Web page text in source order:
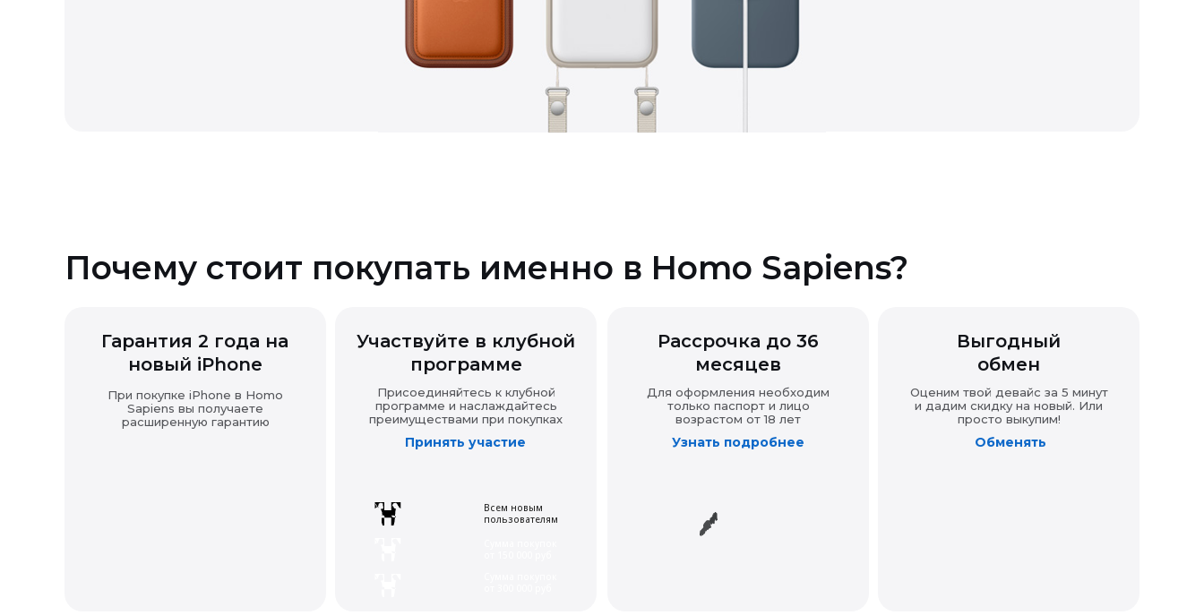
Возврат товара надлежащего качества
Почему стоит покупать именно в Homo Sapiens?
Выгодный
обмен
Рассрочка до 36
месяцев
Участвуйте в клубной
программе
Гарантия 2 года на
новый iPhone
Принять участие Узнать подробнее Обменять
При покупке iPhone в Homo
Sapiens вы получаете
расширенную гарантию
Присоединяйтесь к клубной
программе и наслаждайтесь
преимуществами при покупках
Для оформления необходим
только паспорт и лицо
возрастом от 18 лет
Оценим твой девайс за 5 минут
и дадим скидку на новый. Или
просто выкупим!
Всем новым
пользователям